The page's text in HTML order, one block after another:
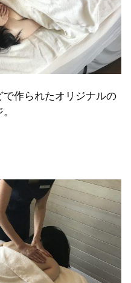
作られたオリジナルの